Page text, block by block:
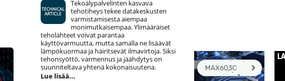
Tekoälypalvelinten kasvava
tehotiheys tekee datakeskusten
varmistamisesta aiempaa
monimutkaisempaa. Ylimääräiset
teholähteet voivat parantaa
käyttövarmuutta, mutta samalla ne lisäävät
lämpökuormaa ja häiritsevät ilmavirtoja. Siksi
tehonsyöttö, varmennus ja jäähdytys on
suunniteltava yhtenä kokonaisuutena.
Lue lisää...